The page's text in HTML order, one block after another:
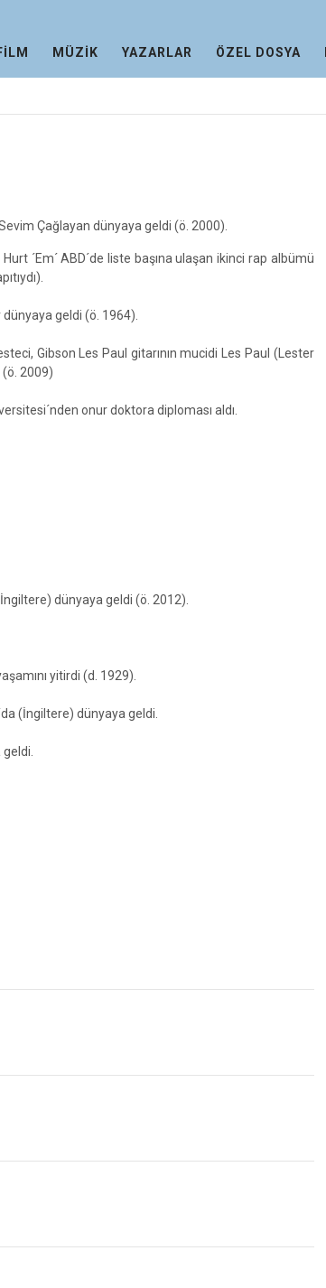
MÜZİK YAZARLAR ÖZEL DOSYA
Çağlayan dünyaya geldi (ö. 2000).
´Em´ ABD´de liste başına ulaşan ikinci rap albümü
geldi (ö. 1964).
Gibson Les Paul gitarının mucidi Les Paul (Lester
2009)
onur doktora diploması aldı.
dünyaya geldi (ö. 2012).
yitirdi (d. 1929).
(İngiltere) dünyaya geldi.